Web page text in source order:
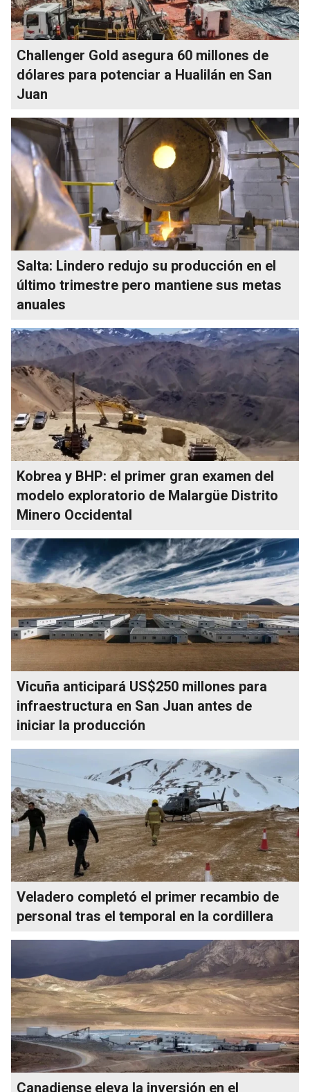
Challenger Gold asegura 60 millones de
dólares para potenciar a Hualilán en San
Juan
Salta: Lindero redujo su producción en el
último trimestre pero mantiene sus metas
anuales
Kobrea y BHP: el primer gran examen del
modelo exploratorio de Malargüe Distrito
Minero Occidental
Vicuña anticipará US$250 millones para
infraestructura en San Juan antes de
iniciar la producción
Veladero completó el primer recambio de
personal tras el temporal en la cordillera
Canadiense eleva la inversión en el